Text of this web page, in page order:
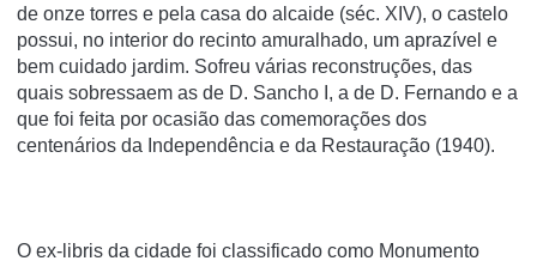
de onze torres e pela casa do alcaide (séc. XIV), o castelo
possui, no interior do recinto amuralhado, um aprazível e
bem cuidado jardim. Sofreu várias reconstruções, das
quais sobressaem as de D. Sancho I, a de D. Fernando e a
que foi feita por ocasião das comemorações dos
centenários da Independência e da Restauração (1940).
O ex-libris da cidade foi classificado como Monumento